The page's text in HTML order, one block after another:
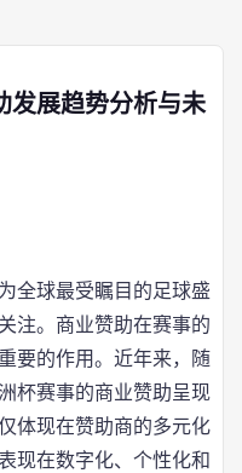
发展趋势分析与未
全球最受瞩目的足球盛
注。商业赞助在赛事的
要的作用。近年来，随
杯赛事的商业赞助呈现
体现在赞助商的多元化
现在数字化、个性化和